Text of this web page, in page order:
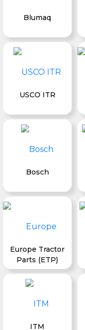
Blumaq
USCO ITR
Bosch
Europe Tractor
Parts (ETP)
ITM